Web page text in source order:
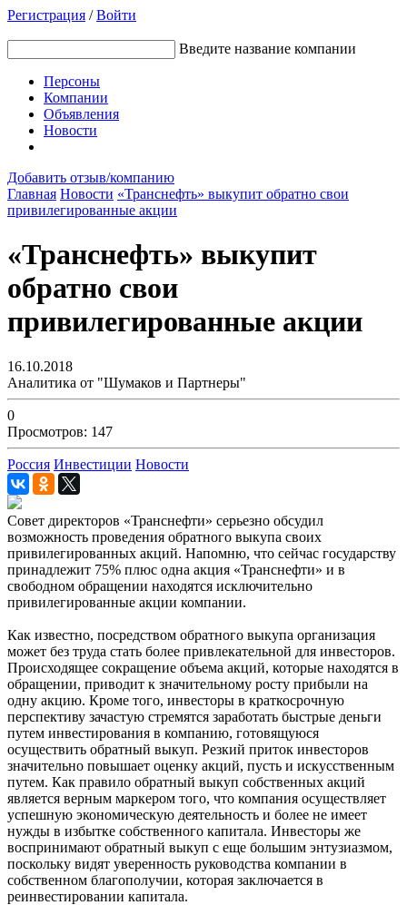
Регистрация /Войти
Введите название компании
Персоны
Компании
Объявления
Новости
Добавить отзыв/компанию
Главная Новости «Транснефть» выкупит обратно свои
привилегированные акции
«Транснефть» выкупит
обратно свои
привилегированные акции
16.10.2018
Аналитика от "Шумаков и Партнеры"
0
Просмотров: 147
Россия Инвестиции Новости
Совет директоров «Транснефти» серьезно обсудил
возможность проведения обратного выкупа своих
привилегированных акций. Напомню, что сейчас государству
принадлежит 75% плюс одна акция «Транснефти» и в
свободном обращении находятся исключительно
привилегированные акции компании.
Как известно, посредством обратного выкупа организация
может без труда стать более привлекательной для инвесторов.
Происходящее сокращение объема акций, которые находятся в
обращении, приводит к значительному росту прибыли на
одну акцию. Кроме того, инвесторы в краткосрочную
перспективу зачастую стремятся заработать быстрые деньги
путем инвестирования в компанию, готовящуюся
осуществить обратный выкуп. Резкий приток инвесторов
значительно повышает оценку акций, пусть и искусственным
путем. Как правило обратный выкуп собственных акций
является верным маркером того, что компания осуществляет
успешную экономическую деятельность и более не имеет
нужды в избытке собственного капитала. Инвесторы же
воспринимают обратный выкуп с еще большим энтузиазмом,
поскольку видят уверенность руководства компании в
собственном благополучии, которая заключается в
реинвестировании капитала.